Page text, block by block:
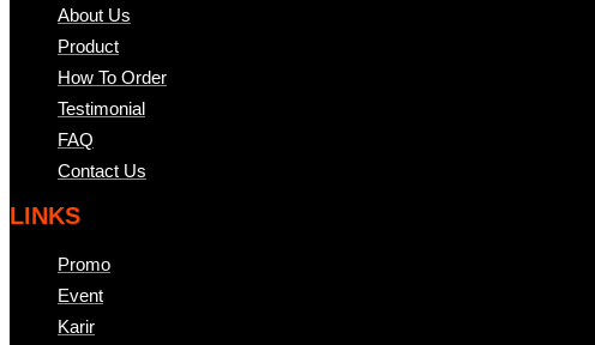
About Us
Product
How To Order
Testimonial
FAQ
Contact Us
LINKS
Promo
Event
Karir